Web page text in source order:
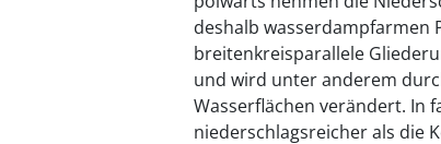
deshalb wasserdampfarmen
breitenkreisparallele
und wird unter anderem
Wasserflächen verändert. In
niederschlagsreicher als die